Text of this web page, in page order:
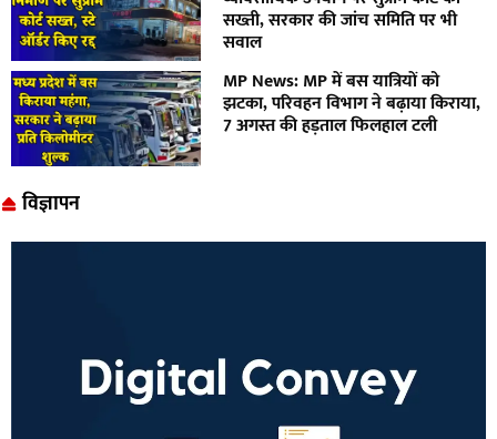
सख्ती, सरकार की जांच समिति पर भी
सवाल
MP News: MP में बस यात्रियों को
झटका, परिवहन विभाग ने बढ़ाया किराया,
7 अगस्त की हड़ताल फिलहाल टली
विज्ञापन